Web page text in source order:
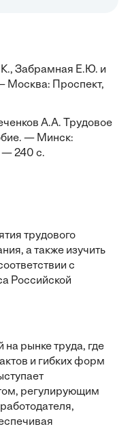
Забрамная Е.Ю. и
Москва: Проспект,
А.А. Трудовое
— Минск:
— 240 с.
трудового
а также изучить
с
Российской
рынке труда, где
и гибких форм
регулирующим